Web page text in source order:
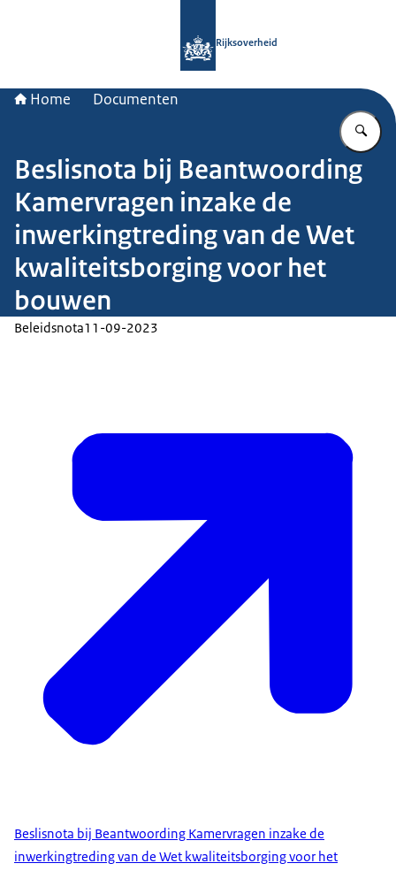
Rijksoverheid
Home Documenten
Beslisnota bij Beantwoording
Kamervragen inzake de
inwerkingtreding van de Wet
kwaliteitsborging voor het
bouwen
Beleidsnota11-09-2023
Beslisnota bij Beantwoording Kamervragen inzake de
inwerkingtreding van de Wet kwaliteitsborging voor het